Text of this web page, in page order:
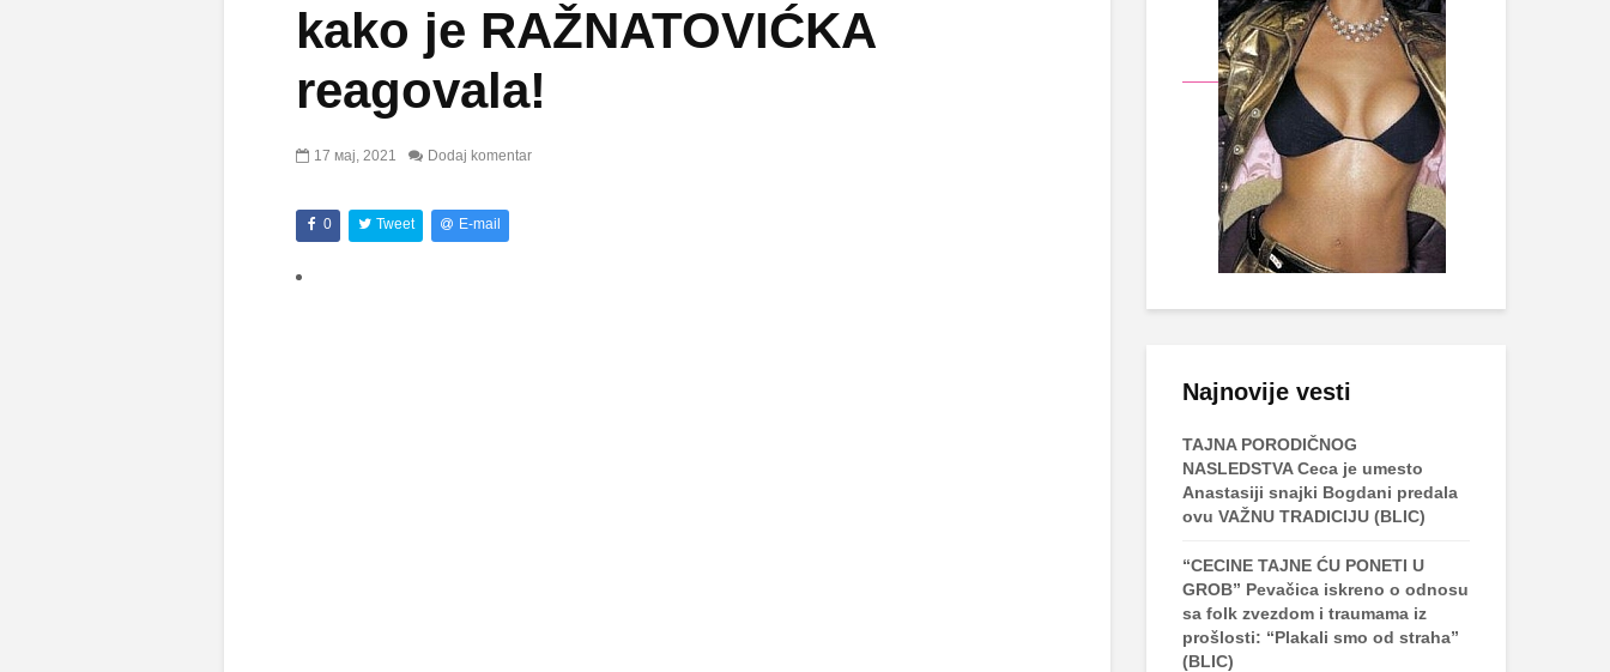
kako je RAŽNATOVIĆKA
reagovala!
17 мај, 2021 Dodaj komentar
0 Tweet E-mail
Najnovije vesti
TAJNA PORODIČNOG
NASLEDSTVA Ceca je umesto
Anastasiji snajki Bogdani predala
ovu VAŽNU TRADICIJU (BLIC)
“CECINE TAJNE ĆU PONETI U
GROB” Pevačica iskreno o odnosu
sa folk zvezdom i traumama iz
prošlosti: “Plakali smo od straha”
(BLIC)